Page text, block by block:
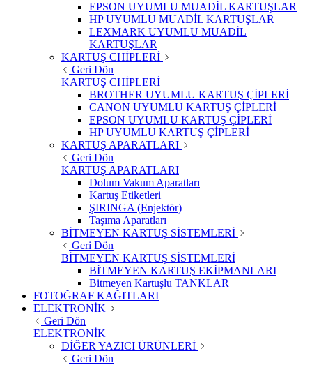
EPSON UYUMLU MUADİL KARTUŞLAR
HP UYUMLU MUADİL KARTUŞLAR
LEXMARK UYUMLU MUADİL
KARTUŞLAR
KARTUŞ CHİPLERİ
Geri Dön
KARTUŞ CHİPLERİ
BROTHER UYUMLU KARTUŞ ÇİPLERİ
CANON UYUMLU KARTUŞ ÇİPLERİ
EPSON UYUMLU KARTUŞ ÇİPLERİ
HP UYUMLU KARTUŞ ÇİPLERİ
KARTUŞ APARATLARI
Geri Dön
KARTUŞ APARATLARI
Dolum Vakum Aparatları
Kartuş Etiketleri
ŞIRINGA (Enjektör)
Taşıma Aparatları
BİTMEYEN KARTUŞ SİSTEMLERİ
Geri Dön
BİTMEYEN KARTUŞ SİSTEMLERİ
BİTMEYEN KARTUŞ EKİPMANLARI
Bitmeyen Kartuşlu TANKLAR
FOTOĞRAF KAĞITLARI
ELEKTRONİK
Geri Dön
ELEKTRONİK
DİĞER YAZICI ÜRÜNLERİ
Geri Dön